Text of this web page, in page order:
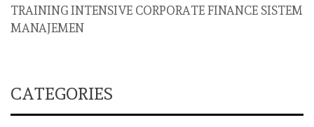
TRAINING INTENSIVE CORPORATE FINANCE SISTEM
MANAJEMEN
CATEGORIES